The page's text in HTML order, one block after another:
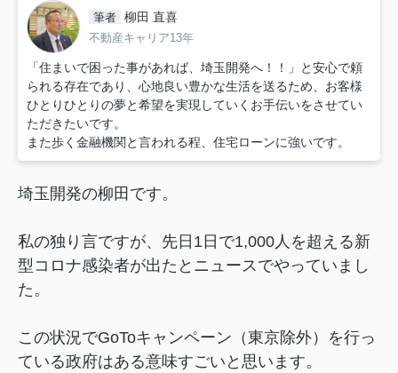
筆者 柳田 直喜
不動産キャリア13年
「住まいで困った事があれば、埼玉開発へ！！」と安心で頼
られる存在であり、心地良い豊かな生活を送るため、お客様
ひとりひとりの夢と希望を実現していくお手伝いをさせてい
ただきたいです。
また歩く金融機関と言われる程、住宅ローンに強いです。
埼玉開発の柳田です。
私の独り言ですが、先日1日で1,000人を超える新
型コロナ感染者が出たとニュースでやっていまし
た。
この状況でGoToキャンペーン（東京除外）を行っ
ている政府はある意味すごいと思います。